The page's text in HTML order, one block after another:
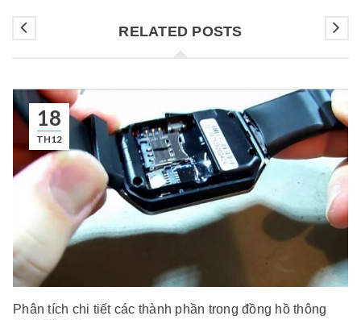
RELATED POSTS
18
TH12
Phân tích chi tiết các thành phần trong đồng hồ thông